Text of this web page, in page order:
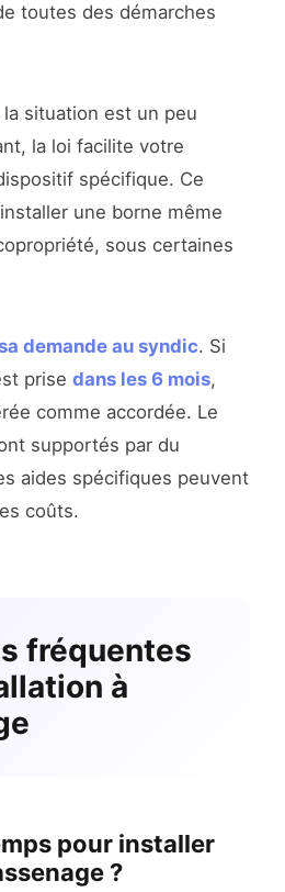
toutes des démarches
la situation est un peu
la loi facilite votre
spécifique. Ce
une borne même
sous certaines
demande au syndic. Si
prise dans les 6 mois,
comme accordée. Le
supportés par du
aides spécifiques peuvent
coûts.
fréquentes
à
pour installer
?